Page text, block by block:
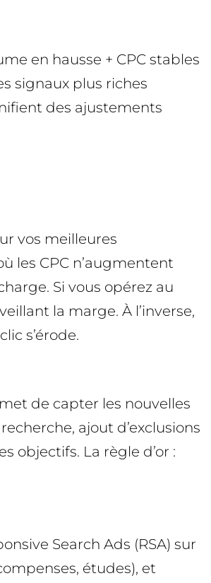
en hausse + CPC stables
signaux plus riches
des ajustements
vos meilleures
les CPC n’augmentent
Si vous opérez au
la marge. À l’inverse,
s’érode.
de capter les nouvelles
ajout d’exclusions
objectifs. La règle d’or :
Search Ads (RSA) sur
études), et